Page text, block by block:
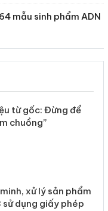
mẫu sinh phẩm ADN
từ gốc: Đừng để
chuồng”
xử lý sản phẩm
sử dụng giấy phép